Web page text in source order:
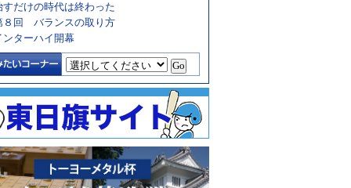
すだけの時代は終わった
８回 バランスの取り方
ンターハイ開幕